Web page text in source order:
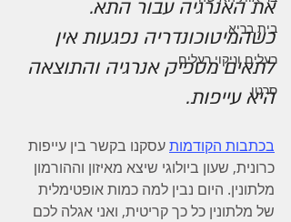
בית בריא
רעלים וניקוי רעלים
סרטן
את האנרגיה עבור התא.
כשהמיטוכונדריה נפגעות אין
לתאים מספיק אנרגיה והתוצאה
היא עייפות.
בכתבות הקודמות עסקנו בקשר בין עייפות
כרונית, שעון ביולוגי שיצא מאיזון וההורמון
מלתונין. היום נבין למה כמות אופטימלית
של מלתונין כל כך קריטית, ואני אגלה לכם